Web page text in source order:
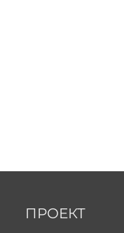
ПРОЕКТ